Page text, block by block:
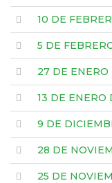
10 DE
5 DE
27 DE
13 DE ENERO
9 DE
28 DE
25 DE